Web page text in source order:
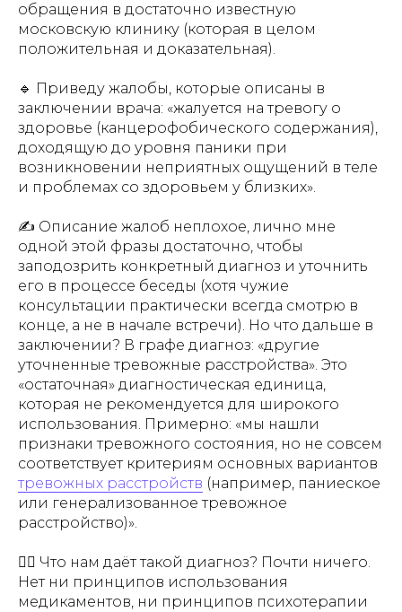
обращения в достаточно известную
московскую клинику (которая в целом
положительная и доказательная).
🔹 Приведу жалобы, которые описаны в
заключении врача: «жалуется на тревогу о
здоровье (канцерофобического содержания),
доходящую до уровня паники при
возникновении неприятных ощущений в теле
и проблемах со здоровьем у близких».
✍ Описание жалоб неплохое, лично мне
одной этой фразы достаточно, чтобы
заподозрить конкретный диагноз и уточнить
его в процессе беседы (хотя чужие
консультации практически всегда смотрю в
конце, а не в начале встречи). Но что дальше в
заключении? В графе диагноз: «другие
уточненные тревожные расстройства». Это
«остаточная» диагностическая единица,
которая не рекомендуется для широкого
использования. Примерно: «мы нашли
признаки тревожного состояния, но не совсем
соответствует критериям основных вариантов
тревожных расстройств (например, паниеское
или генерализованное тревожное
расстройство)».
🤷‍♂️ Что нам даёт такой диагноз? Почти ничего.
Нет ни принципов использования
медикаментов, ни принципов психотерапии